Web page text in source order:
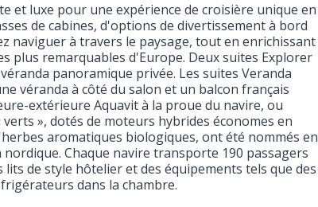
et luxe pour une expérience de croisière unique en
de cabines, d'options de divertissement à bord
naviguer à travers le paysage, tout en enrichissant
plus remarquables d'Europe. Deux suites Explorer
panoramique privée. Les suites Veranda
véranda à côté du salon et un balcon français
extérieure Aquavit à la proue du navire, ou
», dotés de moteurs hybrides économes en
aromatiques biologiques, ont été nommés en
Chaque navire transporte 190 passagers
de style hôtelier et des équipements tels que des
dans la chambre.